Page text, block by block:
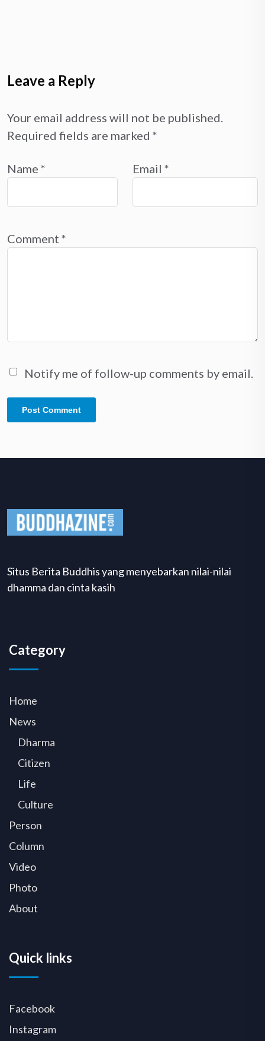
Leave a Reply
Your email address will not be published.
Required fields are marked *
Name * Email *
Comment *
Notify me of follow-up comments by email.
Situs Berita Buddhis yang menyebarkan nilai-nilai
dhamma dan cinta kasih
Category
Home
News
Dharma
Citizen
Life
Culture
Person
Column
Video
Photo
About
Quick links
Facebook
Instagram